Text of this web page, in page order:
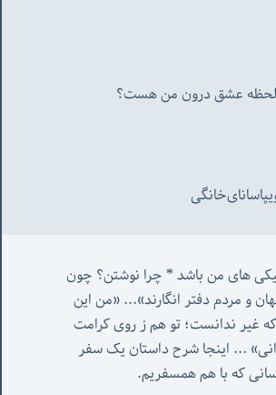
لحظه عشق درون من هست؟
...
که با هم همسفریم.